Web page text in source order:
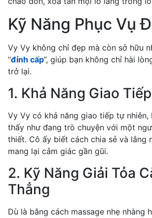
Kỹ Năng Phục Vụ
Vy Vy không chỉ đẹp mà còn sở hữu
“đỉnh cấp”, giúp bạn không chỉ hài
trở lại.
1. Khả Năng Giao
Vy Vy có khả năng giao tiếp tự nhiên,
thấy như đang trò chuyện với một
thiết. Cô ấy biết cách chia sẻ và lắng
mang lại cảm giác gần gũi.
2. Kỹ Năng Giải Tỏa
Thẳng
Dù là bằng cách massage nhẹ nhàng